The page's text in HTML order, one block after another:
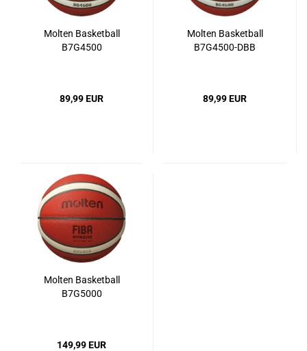
Molten Basketball
B7G4500
89,99 EUR
Molten Basketball
B7G4500-DBB
89,99 EUR
Molten Basketball
B7G5000
149,99 EUR